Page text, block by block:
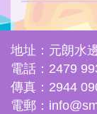
地址：元朗水
電話：2479
傳真：2944
電郵：